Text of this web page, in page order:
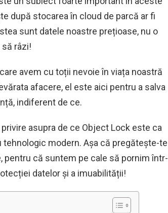
după stocarea în cloud de parcă ar fi
sunt datele noastre prețioase, nu o
să râzi!
avem cu toții nevoie în viața noastră
afacere, el este aici pentru a salva
indiferent de ce.
asupra de ce Object Lock este ca
modern. Așa că pregătește-te
că suntem pe cale să pornim într-
datelor și a imuabilității!